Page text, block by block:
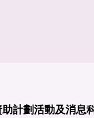
計劃活動及消息